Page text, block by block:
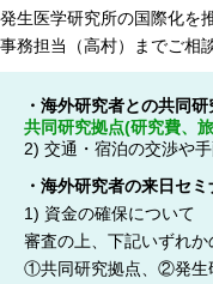
入学者案内
求人案内
研究支援
リエゾンラボLILA
リエゾンラボ利用
発生医学研究所の国際化を
事務担当（高村）までご相
・海外研究者との共同研
共同研究拠点(研究費、
2) 交通・宿泊の交渉や
・海外研究者の来日セミ
1) 資金の確保について
審査の上、下記いずれか
①共同研究拠点、②発生